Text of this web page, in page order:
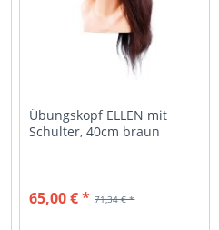
Übungskopf ELLEN mit
Schulter, 40cm braun
71,34 € *
65,00 € *